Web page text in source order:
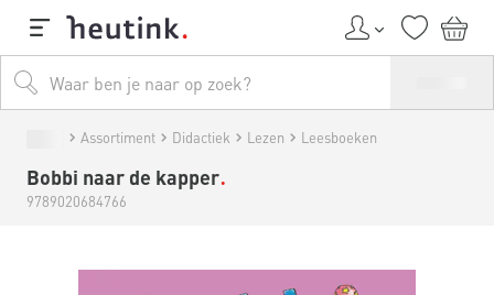
Assortiment Didactiek Lezen Leesboeken
Bobbi naar de kapper
9789020684766